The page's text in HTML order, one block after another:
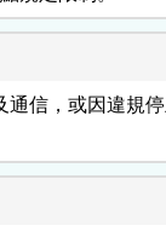
通信，或因違規